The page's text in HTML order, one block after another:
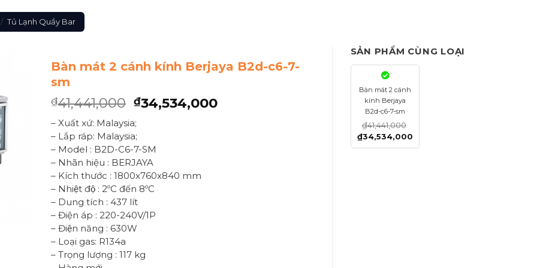
/ Tủ Lạnh Quầy Bar
Bàn mát 2 cánh kính Berjaya B2d-c6-7-
sm
₫41,441,000 ₫34,534,000
– Xuất xứ: Malaysia;
– Lắp ráp: Malaysia;
– Model : B2D-C6-7-SM
– Nhãn hiệu : BERJAYA
– Kích thước : 1800x760x840 mm
– Nhiệt độ : 2ºC đến 8ºC
– Dung tích : 437 lít
– Điện áp : 220-240V/1P
– Điện năng : 630W
– Loại gas: R134a
– Trọng lượng : 117 kg
SẢN PHẨM CÙNG LOẠI
Bàn mát 2 cánh
kính Berjaya
B2d-c6-7-sm
₫41,441,000
₫34,534,000